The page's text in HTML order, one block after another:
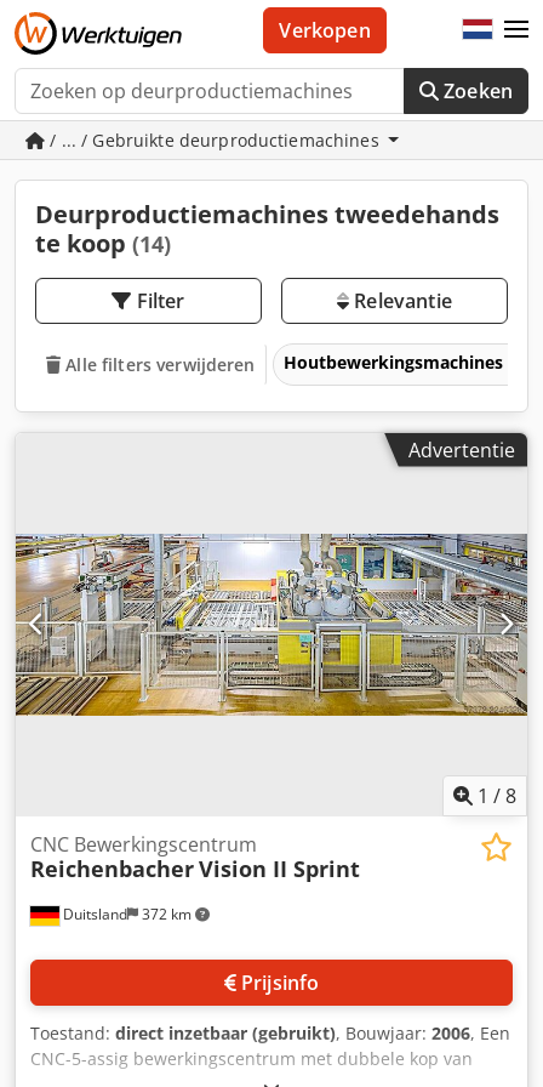
Zoeken
Verkopen
/ ... / Gebruikte deurproductiemachines
Deurproductiemachines tweedehands
te koop (14)
Filter Relevantie
Alle filters verwijderen Houtbewerkingsmachines
Advertentie
1 /8
Duitsland 372 km
CNC Bewerkingscentrum
ReichenbacherVision II Sprint
Prijsinfo
Toestand: direct inzetbaar (gebruikt), Bouwjaar: 2006, Een
CNC-5-assig bewerkingscentrum met dubbele kop van